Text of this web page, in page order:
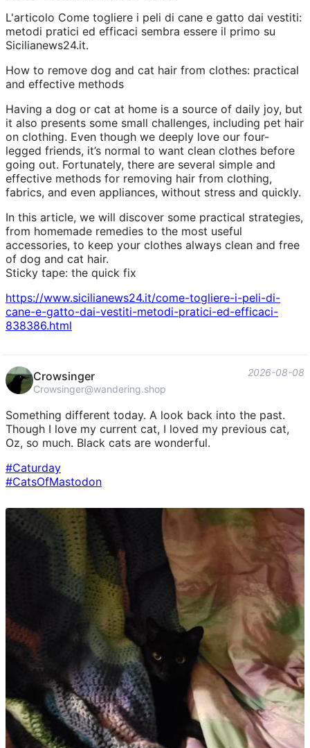
L'articolo Come togliere i peli di cane e gatto dai vestiti:
metodi pratici ed efficaci sembra essere il primo su
Sicilianews24.it.
How to remove dog and cat hair from clothes: practical
and effective methods
Having a dog or cat at home is a source of daily joy, but
it also presents some small challenges, including pet hair
on clothing. Even though we deeply love our four-
legged friends, it’s normal to want clean clothes before
going out. Fortunately, there are several simple and
effective methods for removing hair from clothing,
fabrics, and even appliances, without stress and quickly.
In this article, we will discover some practical strategies,
from homemade remedies to the most useful
accessories, to keep your clothes always clean and free
of dog and cat hair.
Sticky tape: the quick fix
https://www.sicilianews24.it/come-togliere-i-peli-di-
cane-e-gatto-dai-vestiti-metodi-pratici-ed-efficaci-
838386.html
Crowsinger
Crowsinger@wandering.shop
2026-08-08
Something different today. A look back into the past.
Though I love my current cat, I loved my previous cat,
Oz, so much. Black cats are wonderful.
#Caturday
#CatsOfMastodon